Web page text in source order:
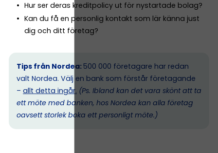
Hur ser deras kreditpolicy ut för nystartade bolag?
Kan du få en personlig kontakt som lär känna just
dig och ditt företag?
Tips från Nordea: 500 000 företagare har redan
valt Nordea. Välj en bank som förstår företagande
– allt detta ingår. (Ps. Ibland kan det vara skönt att ta
ett möte med banken, hos Nordea kan alla företag
oavsett storlek boka ett personligt möte.)